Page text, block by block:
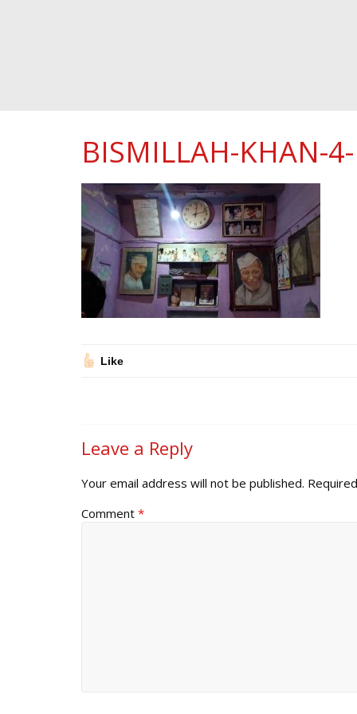
BISMILLAH-KHAN-
Like
Leave a Reply
Your email address will not be published.
Comment *